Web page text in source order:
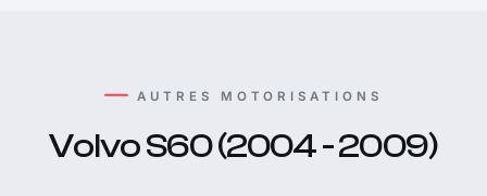
AUTRES MOTORISATIONS
Volvo S60 (2004 - 2009)